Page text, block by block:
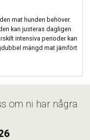
mat hunden behöver.
kan justeras dagligen
intensiva perioder kan
mängd mat jämfört
om ni har några